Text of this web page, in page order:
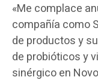
«Me complace
compañía como
de productos y
de probióticos y
sinérgico en